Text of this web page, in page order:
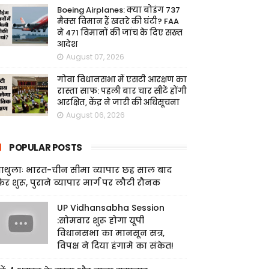
Boeing Airplanes: क्या बोइंग 737
मैक्स विमान हैं खतरे की घंटी? FAA
ने 471 विमानों की जांच के दिए सख्त
आदेश
August 07, 2026
गोवा विधानसभा में एसटी आरक्षण का
रास्ता साफ: पहली बार चार सीटें होंगी
आरक्षित, केंद्र ने जारी की अधिसूचना
August 06, 2026
POPULAR POSTS
भारत-चीन सीमा व्यापार छह साल बाद
शुरू, पुराने व्यापार मार्ग पर लौटी रौनक
UP Vidhansabha Session
:सोमवार शुरू होगा यूपी
विधानसभा का मानसून सत्र,
विपक्ष ने दिया हंगामे का संकेत!